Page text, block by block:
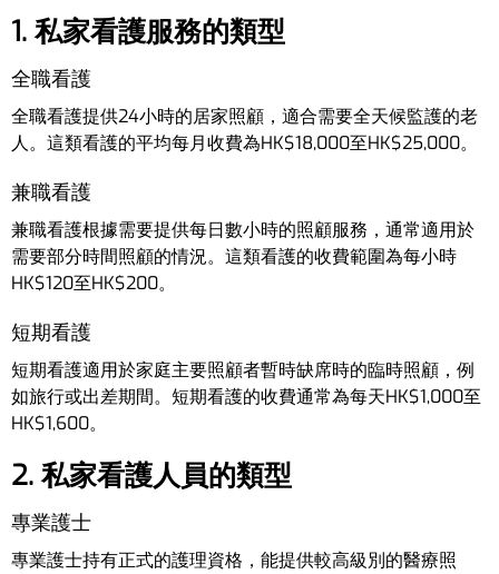
1. 私家看護服務的類型
全職看護
全職看護提供24小時的居家照顧，適合需要全天候監護的老
人。這類看護的平均每月收費為HK$18,000至HK$25,000。
兼職看護
兼職看護根據需要提供每日數小時的照顧服務，通常適用於
需要部分時間照顧的情況。這類看護的收費範圍為每小時
HK$120至HK$200。
短期看護
短期看護適用於家庭主要照顧者暫時缺席時的臨時照顧，例
如旅行或出差期間。短期看護的收費通常為每天HK$1,000至
HK$1,600。
2. 私家看護人員的類型
專業護士
專業護士持有正式的護理資格，能提供較高級別的醫療照